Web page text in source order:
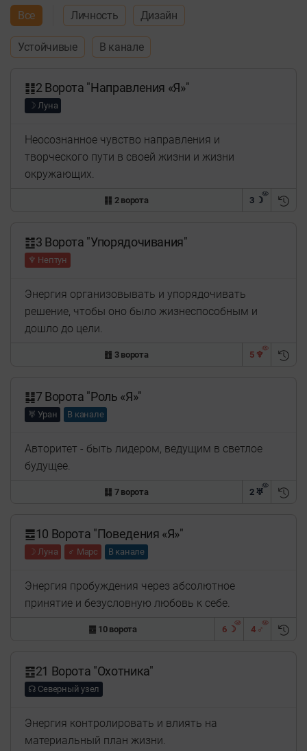
Все Личность Дизайн
Устойчивые В канале
䷁2 Ворота "Направления «Я»"
☽ Луна
Неосознанное чувство направления и
творческого пути в своей жизни и жизни
окружающих.
䷁ 2 ворота 3 ☽
䷂3 Ворота "Упорядочивания"
♆ Нептун
Энергия организовывать и упорядочивать
решение, чтобы оно было жизнеспособным и
дошло до цели.
䷂ 3 ворота 5 ♆
䷆7 Ворота "Роль «Я»"
♅ Уран В канале
Авторитет - быть лидером, ведущим в светлое
будущее.
䷆ 7 ворота 2 ♅
䷉10 Ворота "Поведения «Я»"
☽ Луна ♂ Марс В канале
Энергия пробуждения через абсолютное
принятие и безусловную любовь к себе.
䷉ 10 ворота 6 ☽ 4 ♂
䷔21 Ворота "Охотника"
☊ Северный узел
Энергия контролировать и влиять на
материальный план жизни.